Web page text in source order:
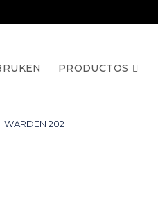
PRODUCTOS
202